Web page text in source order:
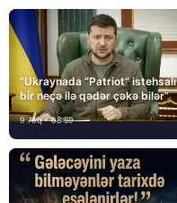
“Ukraynada “Patriot” istehsalı
bir neçə ilə qədər çəkə bilər”
9 Avq • 08:59